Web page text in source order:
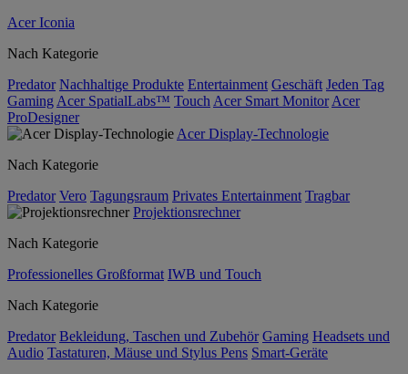
Acer Iconia
Nach Kategorie
Predator Nachhaltige Produkte Entertainment Geschäft Jeden Tag
Gaming Acer SpatialLabs™ Touch Acer Smart Monitor Acer
ProDesigner
Acer Display-Technologie
Nach Kategorie
Predator Vero Tagungsraum Privates Entertainment Tragbar
Projektionsrechner
Nach Kategorie
Professionelles Großformat IWB und Touch
Nach Kategorie
Predator Bekleidung, Taschen und Zubehör Gaming Headsets und
Audio Tastaturen, Mäuse und Stylus Pens Smart-Geräte